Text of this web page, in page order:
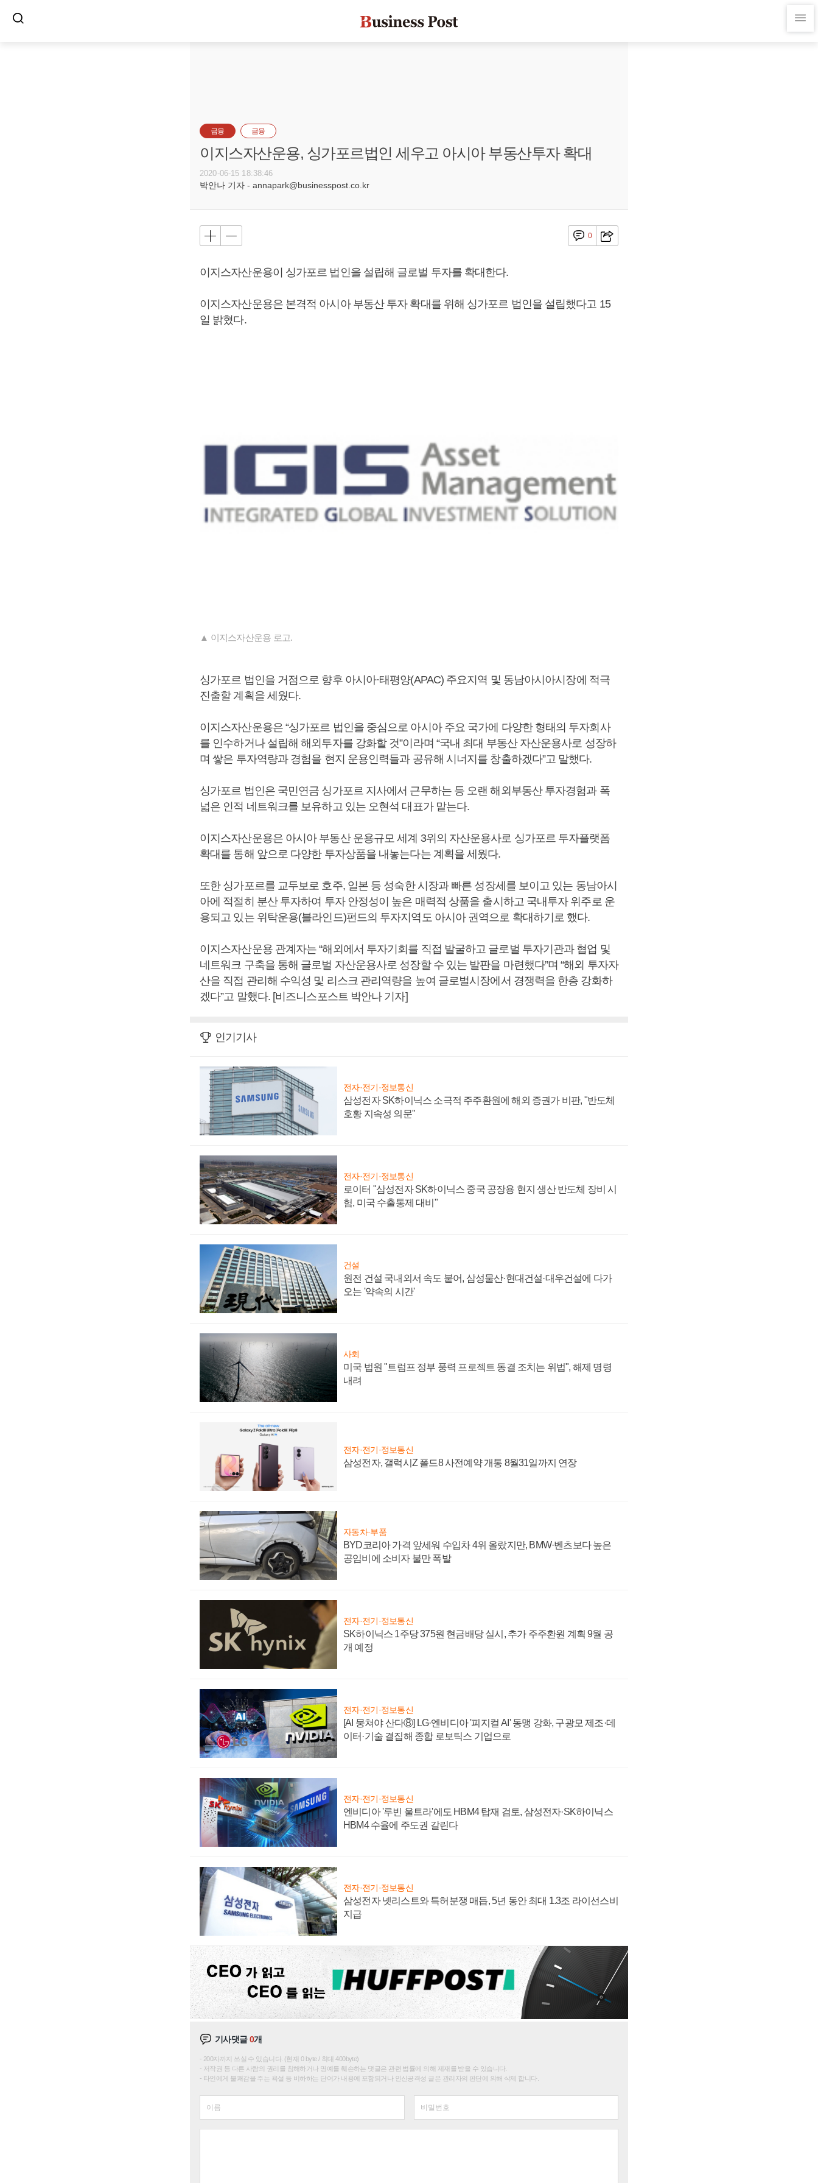
금융 금융
이지스자산운용, 싱가포르법인 세우고 아시아 부동산투자 확대
2020-06-15 18:38:46
박안나 기자 - annapark@businesspost.co.kr
0
이지스자산운용이 싱가포르 법인을 설립해 글로벌 투자를 확대한다.
이지스자산운용은 본격적 아시아 부동산 투자 확대를 위해 싱가포르 법인을 설립했다고 15
일 밝혔다.
▲ 이지스자산운용 로고.
싱가포르 법인을 거점으로 향후 아시아·태평양(APAC) 주요지역 및 동남아시아시장에 적극
진출할 계획을 세웠다.
이지스자산운용은 “싱가포르 법인을 중심으로 아시아 주요 국가에 다양한 형태의 투자회사
를 인수하거나 설립해 해외투자를 강화할 것”이라며 “국내 최대 부동산 자산운용사로 성장하
며 쌓은 투자역량과 경험을 현지 운용인력들과 공유해 시너지를 창출하겠다”고 말했다.
싱가포르 법인은 국민연금 싱가포르 지사에서 근무하는 등 오랜 해외부동산 투자경험과 폭
넓은 인적 네트워크를 보유하고 있는 오현석 대표가 맡는다.
이지스자산운용은 아시아 부동산 운용규모 세계 3위의 자산운용사로 싱가포르 투자플랫폼
확대를 통해 앞으로 다양한 투자상품을 내놓는다는 계획을 세웠다.
또한 싱가포르를 교두보로 호주, 일본 등 성숙한 시장과 빠른 성장세를 보이고 있는 동남아시
아에 적절히 분산 투자하여 투자 안정성이 높은 매력적 상품을 출시하고 국내투자 위주로 운
용되고 있는 위탁운용(블라인드)펀드의 투자지역도 아시아 권역으로 확대하기로 했다.
이지스자산운용 관계자는 “해외에서 투자기회를 직접 발굴하고 글로벌 투자기관과 협업 및
네트워크 구축을 통해 글로벌 자산운용사로 성장할 수 있는 발판을 마련했다”며 “해외 투자자
산을 직접 관리해 수익성 및 리스크 관리역량을 높여 글로벌시장에서 경쟁력을 한층 강화하
겠다”고 말했다. [비즈니스포스트 박안나 기자]
인기기사
전자·전기·정보통신
삼성전자 SK하이닉스 소극적 주주환원에 해외 증권가 비판, "반도체
호황 지속성 의문"
전자·전기·정보통신
로이터 "삼성전자 SK하이닉스 중국 공장용 현지 생산 반도체 장비 시
험, 미국 수출통제 대비"
건설
원전 건설 국내외서 속도 붙어, 삼성물산·현대건설·대우건설에 다가
오는 '약속의 시간'
사회
미국 법원 "트럼프 정부 풍력 프로젝트 동결 조치는 위법", 해제 명령
내려
전자·전기·정보통신
삼성전자, 갤럭시Z 폴드8 사전예약 개통 8월31일까지 연장
자동차·부품
BYD코리아 가격 앞세워 수입차 4위 올랐지만, BMW·벤츠보다 높은
공임비에 소비자 불만 폭발
전자·전기·정보통신
SK하이닉스 1주당 375원 현금배당 실시, 추가 주주환원 계획 9월 공
개 예정
전자·전기·정보통신
[AI 뭉쳐야 산다⑧] LG·엔비디아 '피지컬 AI' 동맹 강화, 구광모 제조·데
이터·기술 결집해 종합 로보틱스 기업으로
전자·전기·정보통신
엔비디아 '루빈 울트라'에도 HBM4 탑재 검토, 삼성전자·SK하이닉스
HBM4 수율에 주도권 갈린다
전자·전기·정보통신
삼성전자 넷리스트와 특허분쟁 매듭, 5년 동안 최대 1.3조 라이선스비
지급
기사댓글0개
200자까지 쓰실 수 있습니다. (현재 0 byte / 최대 400byte)
저작권 등 다른 사람의 권리를 침해하거나 명예를 훼손하는 댓글은 관련 법률에 의해 제재를 받을 수 있습니다.
타인에게 불쾌감을 주는 욕설 등 비하하는 단어가 내용에 포함되거나 인신공격성 글은 관리자의 판단에 의해 삭제 합니다.